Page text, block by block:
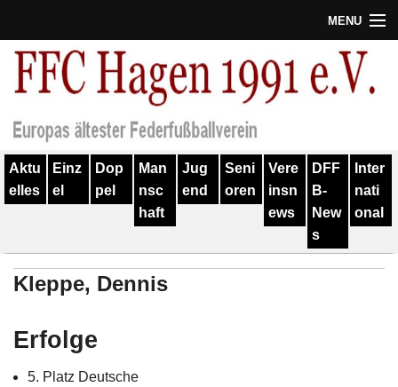
MENU
Termine
Verein
Geschichte
Training
Spieler
Kontakt
Links
Aktu
elles
Einz
el
Dop
pel
Man
nsc
haft
Jug
end
Seni
oren
Vere
insn
ews
DFF
B-
New
s
Inter
nati
onal
Kleppe, Dennis
Erfolge
5. Platz Deutsche